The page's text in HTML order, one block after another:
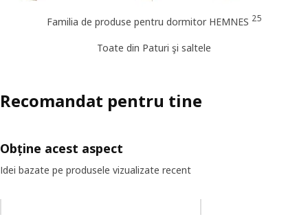
Familia de produse pentru dormitor HEMNES 25
Toate din Paturi şi saltele
Recomandat pentru tine
Obține acest aspect
Idei bazate pe produsele vizualizate recent